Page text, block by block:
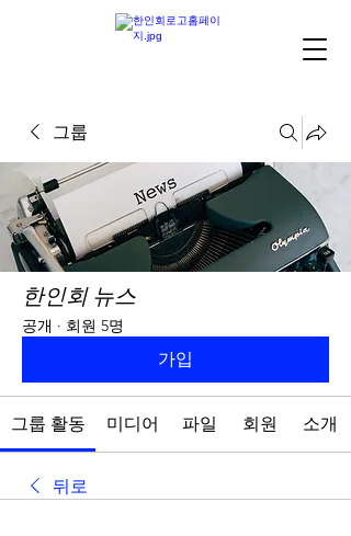
그룹
한인회 뉴스
공개 · 회원 5명
가입
그룹 활동 미디어 파일 회원 소개
뒤로